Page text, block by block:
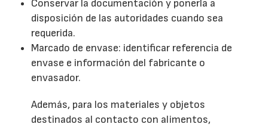
Conservar la documentación y ponerla a
disposición de las autoridades cuando sea
requerida.
Marcado de envase: identificar referencia de
envase e información del fabricante o
envasador.
Además, para los materiales y objetos
destinados al contacto con alimentos,